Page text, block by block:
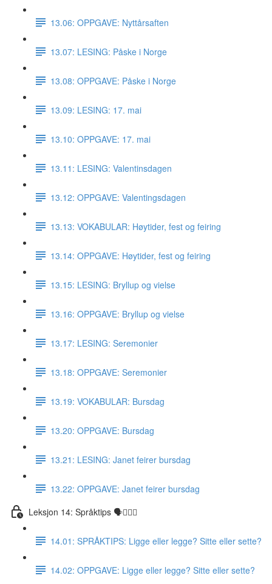
13.06: OPPGAVE: Nyttårsaften
13.07: LESING: Påske i Norge
13.08: OPPGAVE: Påske i Norge
13.09: LESING: 17. mai
13.10: OPPGAVE: 17. mai
13.11: LESING: Valentinsdagen
13.12: OPPGAVE: Valentingsdagen
13.13: VOKABULAR: Høytider, fest og feiring
13.14: OPPGAVE: Høytider, fest og feiring
13.15: LESING: Bryllup og vielse
13.16: OPPGAVE: Bryllup og vielse
13.17: LESING: Seremonier
13.18: OPPGAVE: Seremonier
13.19: VOKABULAR: Bursdag
13.20: OPPGAVE: Bursdag
13.21: LESING: Janet feirer bursdag
13.22: OPPGAVE: Janet feirer bursdag
Leksjon 14: Språktips 🗣☝🏼✅
14.01: SPRÅKTIPS: Ligge eller legge? Sitte eller sette?
14.02: OPPGAVE: Ligge eller legge? Sitte eller sette?